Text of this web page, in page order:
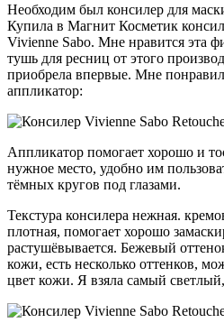
Необходим был консилер для
Купила в Магнит Косметик
Vivienne Sabo. Мне нравится эта
тушь для ресниц от этого
приобрела впервые. Мне
аппликатор:
Аппликатор помогает хорошо и
нужное место, удобно им
тёмных кругов под глазами.
Текстура консилера нежная.
плотная, помогает хорошо
растушёвывается. Бежевый
кожи, есть несколько оттенков,
цвет кожи. Я взяла самый